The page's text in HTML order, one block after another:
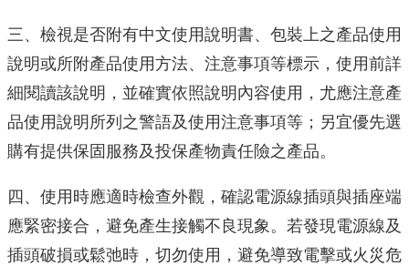
三、檢視是否附有中文使用說明書、包裝上之產品使用
說明或所附產品使用方法、注意事項等標示，使用前詳
細閱讀該說明，並確實依照說明內容使用，尤應注意產
品使用說明所列之警語及使用注意事項等；另宜優先選
購有提供保固服務及投保產物責任險之產品。
四、使用時應適時檢查外觀，確認電源線插頭與插座端
應緊密接合，避免產生接觸不良現象。若發現電源線及
插頭破損或鬆弛時，切勿使用，避免導致電擊或火災危